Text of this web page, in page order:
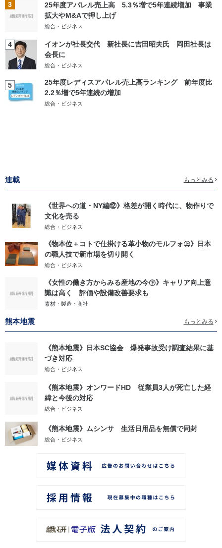
3
25年度アパレル売上高 5.3％増で5年連続増加 事業
拡大やM&Aで押し上げ
総合・ビジネス
4
イオンが社長交代 新社長に吉田昭夫氏 岡田社長は
会長に
総合・ビジネス
5
25年度レディスアパレル売上高ランキング 前年度比
2.2％増で5年連続の増加
総合・ビジネス
連載 もっとみる
《世界への道・NY編⑫》格差が開く時代に、物作りで
文化を売る
総合・ビジネス
《物本位＋コトで仕掛ける革小物のモルフォ㊤》日本
の職人技で新市場を切り開く
総合・ビジネス
《女性の働き方からみる産地の今㊦》キャリア向上意
識は高く 評価や設備改善要求も
素材・製造・商社
熊本地震 もっとみる
《熊本地震》日本SC協会 爆発事故受け調査結果に基
づき対応
総合・ビジネス
《熊本地震》オンワードHD 従業員3人が死亡した経
緯と今後の対応
総合・ビジネス
《熊本地震》ムシンサ 生活日用品を無償で同封
総合・ビジネス